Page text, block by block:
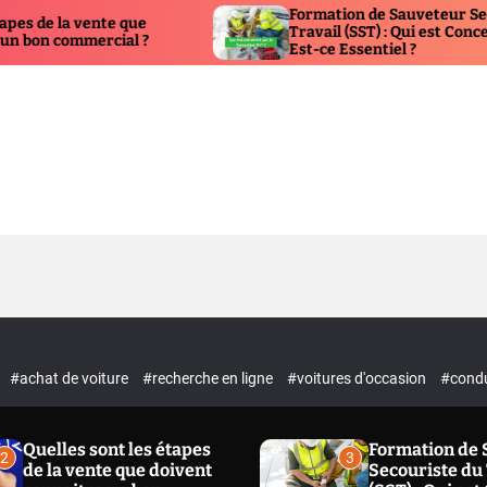
?
Formation de Sauveteur Secouriste du
Travail (SST) : Qui est Concerné et Pourquoi
Est-ce Essentiel ?
#achat de voiture #recherche en ligne #voitures d'occasion
2
Quelles sont les étapes
de la vente que doivent
3
Formation de
Secouriste